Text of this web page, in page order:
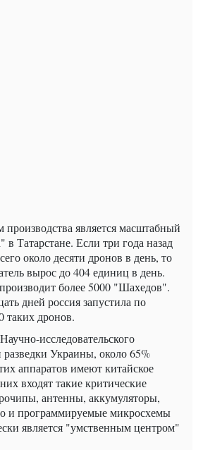
является масштабный
в Татарстане. Если три года назад
около десяти дронов в день, то
вырос до 404 единиц в день.
более 5000 "Шахедов".
дней россия запустила по
таких дронов.
исследовательского
разведки Украины, около 65%
аппаратов имеют китайское
входят такие критические
антенны, аккумуляторы,
и программируемые микросхемы
является "умственным центром"